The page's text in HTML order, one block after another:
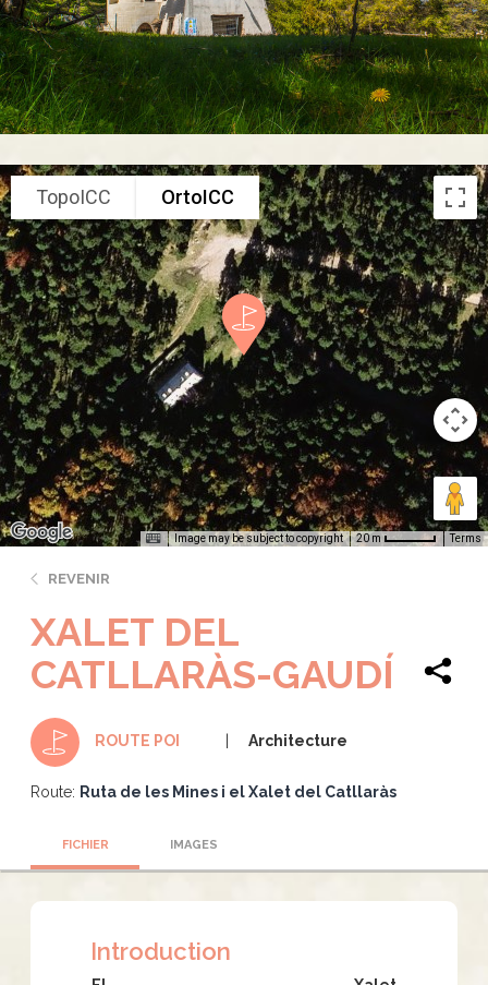
TopoICC OrtoICC
Image may be subject to copyright 20 m Terms
REVENIR
XALET DEL
CATLLARÀS-GAUDÍ
ROUTE POI Architecture
Route: Ruta de les Mines i el Xalet del Catllaràs
FICHIER IMAGES
Introduction